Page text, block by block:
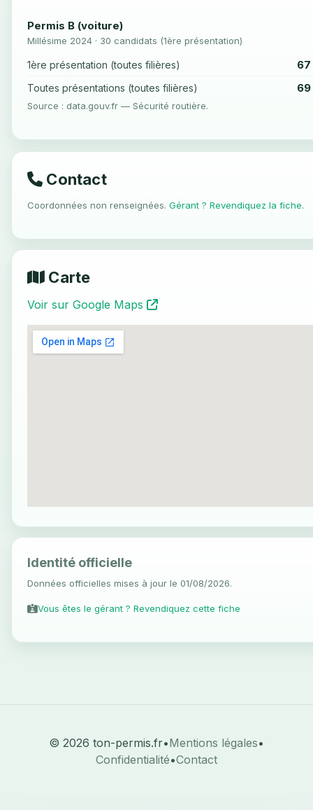
Permis B (voiture)
Millésime 2024 · 30 candidats (1ère présentation)
1ère présentation (toutes filières) 67
Toutes présentations (toutes filières) 69
Source : data.gouv.fr — Sécurité routière.
Contact
Coordonnées non renseignées. Gérant ? Revendiquez la fiche.
Carte
Voir sur Google Maps
Identité officielle
Données officielles mises à jour le 01/08/2026.
Vous êtes le gérant ? Revendiquez cette fiche
© 2026 ton-permis.fr•Mentions légales•
Confidentialité•Contact